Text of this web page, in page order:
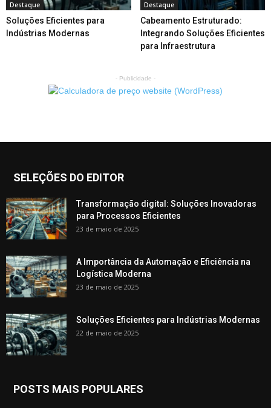
Destaque
Soluções Eficientes para
Indústrias Modernas
Destaque
Cabeamento Estruturado:
Integrando Soluções Eficientes
para Infraestrutura
- Publicidade -
SELEÇÕES DO EDITOR
Transformação digital: Soluções Inovadoras
para Processos Eficientes
23 de maio de 2025
A Importância da Automação e Eficiência na
Logística Moderna
23 de maio de 2025
Soluções Eficientes para Indústrias Modernas
22 de maio de 2025
POSTS MAIS POPULARES